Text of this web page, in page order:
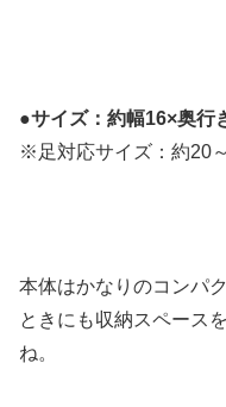
●サイズ：約幅16×奥行
※足対応サイズ：約20
本体はかなりのコンパ
ときにも収納スペース
ね。